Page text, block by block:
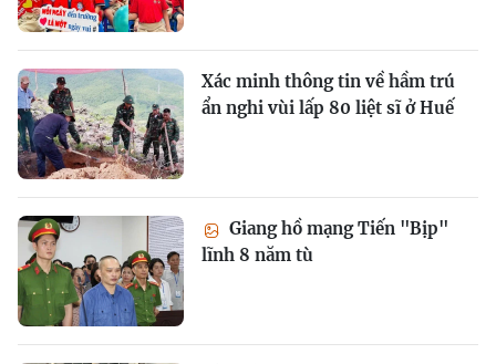
Xác minh thông tin về hầm trú
ẩn nghi vùi lấp 80 liệt sĩ ở Huế
Giang hồ mạng Tiến "Bịp"
lĩnh 8 năm tù